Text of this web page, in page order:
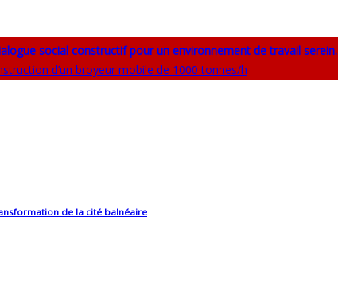
social constructif pour un environnement de travail serein.
d’un broyeur mobile de 1000 tonnes/h
de la cité balnéaire